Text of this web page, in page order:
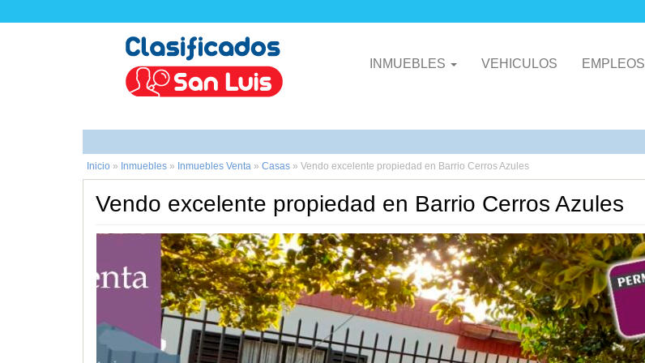
INMUEBLES VEHICULOS EMPLEOS
Inicio » Inmuebles » Inmuebles Venta » Casas » Vendo excelente propiedad en Barrio Cerros Azules
Vendo excelente propiedad en Barrio Cerros Azules